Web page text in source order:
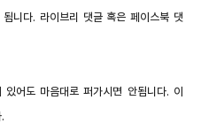
니다. 라이브리 댓글 혹은 페이스북 댓
어도 마음대로 퍼가시면 안됩니다. 이